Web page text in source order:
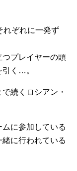
れぞれに一発ず
プレイヤーの頭
引く…。
続くロシアン・
に参加している
に行われている